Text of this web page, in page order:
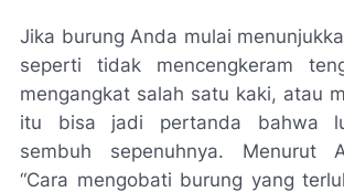
Jika burung Anda mulai
seperti tidak mencengkeram
mengangkat salah satu kaki, atau
itu bisa jadi pertanda bahwa
sembuh sepenuhnya. Menurut
“Cara mengobati burung yang